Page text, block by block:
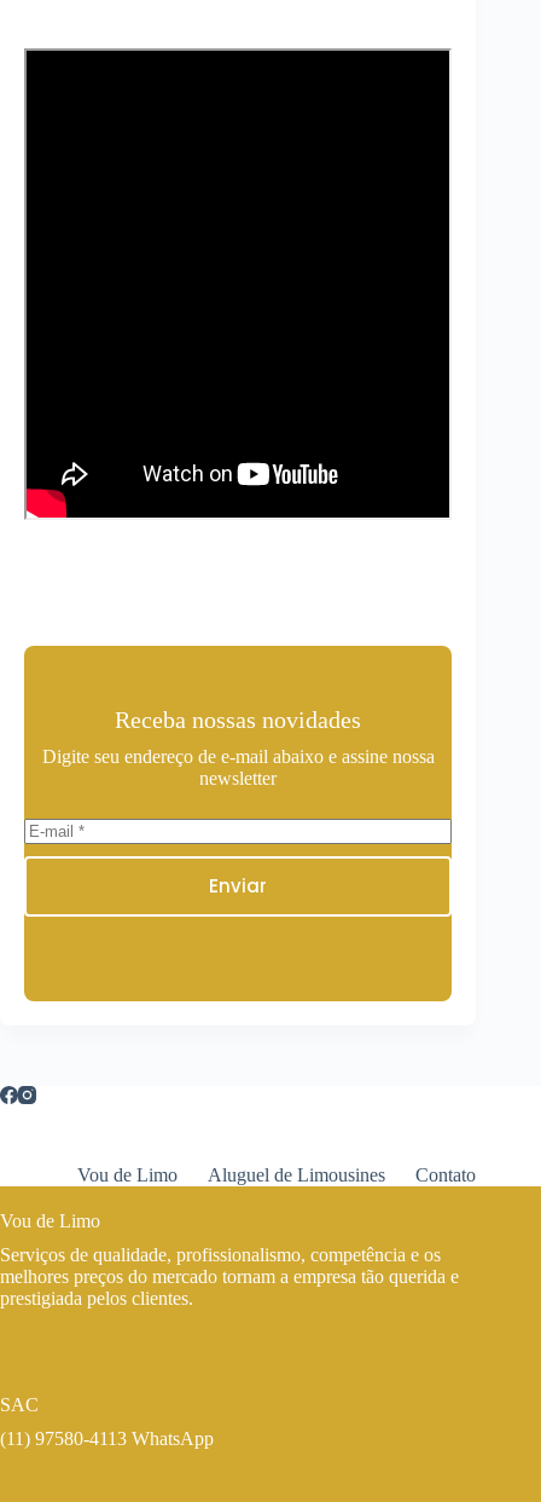
Receba nossas novidades
Digite seu endereço de e-mail abaixo e assine nossa
newsletter
Enviar
Vou de Limo Aluguel de Limousines Contato
Vou de Limo
Serviços de qualidade, profissionalismo, competência e os
melhores preços do mercado tornam a empresa tão querida e
prestigiada pelos clientes.
SAC
(11) 97580-4113 WhatsApp